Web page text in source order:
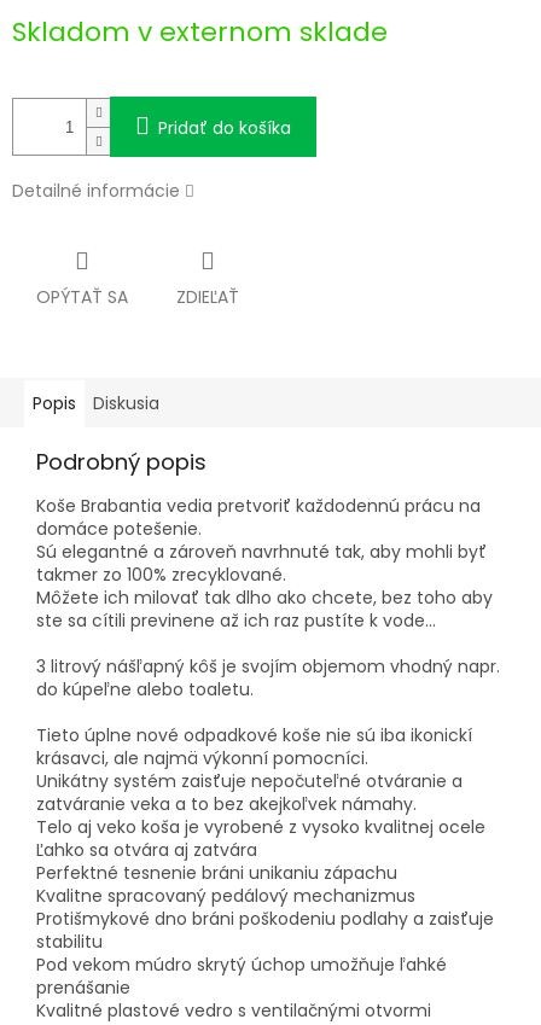
cena:
Skladom v externom sklade
Pridať do košíka
Detailné informácie
OPÝTAŤ SA ZDIEĽAŤ
Popis Diskusia
Podrobný popis
Koše Brabantia vedia pretvoriť každodennú prácu na
domáce potešenie.
Sú elegantné a zároveň navrhnuté tak, aby mohli byť
takmer zo 100% zrecyklované.
Môžete ich milovať tak dlho ako chcete, bez toho aby
ste sa cítili previnene až ich raz pustíte k vode...
3 litrový nášľapný kôš je svojím objemom vhodný napr.
do kúpeľne alebo toaletu.
Tieto úplne nové odpadkové koše nie sú iba ikonickí
krásavci, ale najmä výkonní pomocníci.
Unikátny systém zaisťuje nepočuteľné otváranie a
zatváranie veka a to bez akejkoľvek námahy.
Telo aj veko koša je vyrobené z vysoko kvalitnej ocele
Ľahko sa otvára aj zatvára
Perfektné tesnenie bráni unikaniu zápachu
Kvalitne spracovaný pedálový mechanizmus
Protišmykové dno bráni poškodeniu podlahy a zaisťuje
stabilitu
Pod vekom múdro skrytý úchop umožňuje ľahké
prenášanie
Kvalitné plastové vedro s ventilačnými otvormi